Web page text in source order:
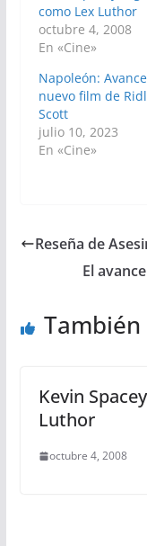
como Lex Luthor
octubre 4, 2008
En «Cine»
Napoleón:
nuevo film de
Scott
julio 10, 2023
En «Cine»
Reseña de
El
Kevin
Luthor
octubre 4, 2008